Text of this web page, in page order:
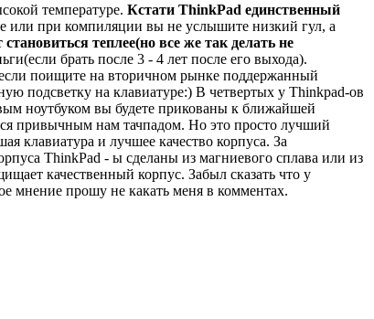
температуре. Кстати ThinkPad единственный
или при компиляции вы не услышите низкий гул, а
теплее(но все же так делать не
брать после 3 - 4 лет после его выхода).
поищите на вторичном рынке поддержанный
подсветку на клавиатуре:) В четвертых у Thinkpad-ов
ноутбуком вы будете прикованы к ближайшей
привычным нам тачпадом. Но это просто лучший
клавиатура и лучшее качество корпуса. За
ThinkPad - ы сделаны из магниевого сплава или из
качественный корпус. Забыл сказать что у
мнение прошу не какать меня в комментах.